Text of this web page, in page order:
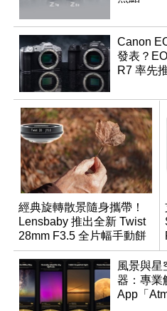
Canon
發表？
R7 率先
經典旋轉散景隨身攜帶！
Lensbaby 推出全新 Twist
28mm F3.5 全片幅手動餅
乾鏡
風景與星
器：專業
App「